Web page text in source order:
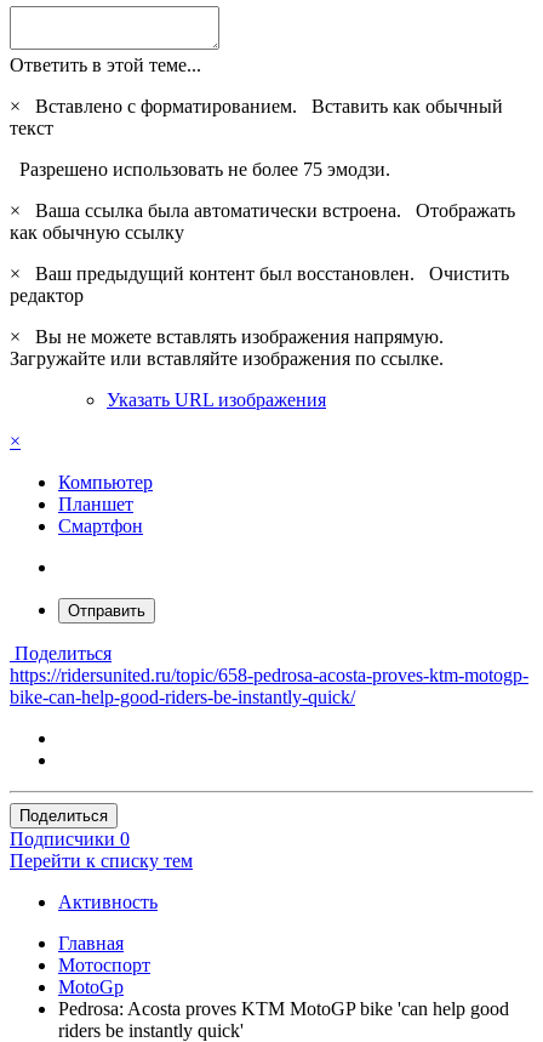
Ответить в этой теме...
×
Вставлено с форматированием. Вставить как обычный
текст
Разрешено использовать не более 75 эмодзи.
×
Ваша ссылка была автоматически встроена. Отображать
как обычную ссылку
×
Ваш предыдущий контент был восстановлен. Очистить
редактор
×
Вы не можете вставлять изображения напрямую.
Загружайте или вставляйте изображения по ссылке.
Указать URL изображения
×
Компьютер
Планшет
Смартфон
Отправить
Поделиться
https://ridersunited.ru/topic/658-pedrosa-acosta-proves-ktm-motogp-
bike-can-help-good-riders-be-instantly-quick/
Поделиться
Подписчики 0
Перейти к списку тем
Активность
Главная
Мотоспорт
MotoGp
Pedrosa: Acosta proves KTM MotoGP bike 'can help good
riders be instantly quick'